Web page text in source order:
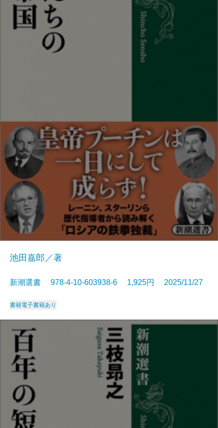
池田嘉郎／著
新潮選書 978-4-10-603938-6 1,925円 2025/11/27
書籍電子書籍あり